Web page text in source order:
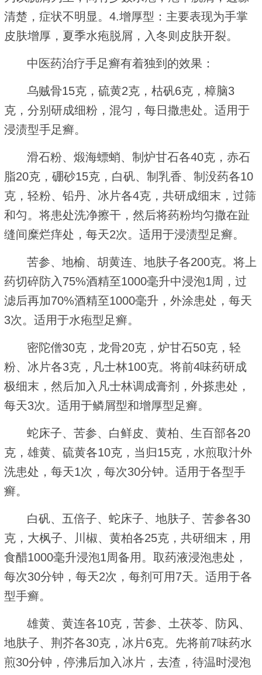
清楚，症状不明显。4.增厚型：主要表现为手掌
皮肤增厚，夏季水疱脱屑，入冬则皮肤开裂。
中医药治疗手足癣有着独到的效果：
乌贼骨15克，硫黄2克，枯矾6克，樟脑3
克，分别研成细粉，混匀，每日撒患处。适用于
浸渍型手足癣。
滑石粉、煅海螵蛸、制炉甘石各40克，赤石
脂20克，硼砂15克，白矾、制乳香、制没药各10
克，轻粉、铅丹、冰片各4克，共研成细末，过筛
和匀。将患处洗净擦干，然后将药粉均匀撒在趾
缝间糜烂痒处，每天2次。适用于浸渍型足癣。
苦参、地榆、胡黄连、地肤子各200克。将上
药切碎防入75%酒精至1000毫升中浸泡1周，过
滤后再加70%酒精至1000毫升，外涂患处，每天
3次。适用于水疱型足癣。
密陀僧30克，龙骨20克，炉甘石50克，轻
粉、冰片各3克，凡士林100克。将前4味药研成
极细末，然后加入凡士林调成膏剂，外搽患处，
每天3次。适用于鳞屑型和增厚型足癣。
蛇床子、苦参、白鲜皮、黄柏、生百部各20
克，雄黄、硫黄各10克，当归15克，水煎取汁外
洗患处，每天1次，每次30分钟。适用于各型手
癣。
白矾、五倍子、蛇床子、地肤子、苦参各30
克，大枫子、川椒、黄柏各25克，共研细末，用
食醋1000毫升浸泡1周备用。取药液浸泡患处，
每次30分钟，每天2次，每剂可用7天。适用于各
型手癣。
雄黄、黄连各10克，苦参、土茯苓、防风、
地肤子、荆芥各30克，冰片6克。先将前7味药水
煎30分钟，停沸后加入冰片，去渣，待温时浸泡